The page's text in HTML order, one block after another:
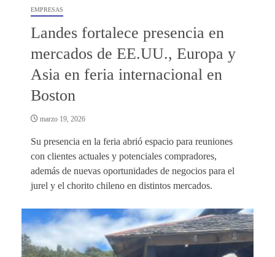
EMPRESAS
Landes fortalece presencia en
mercados de EE.UU., Europa y
Asia en feria internacional en
Boston
marzo 19, 2026
Su presencia en la feria abrió espacio para reuniones
con clientes actuales y potenciales compradores,
además de nuevas oportunidades de negocios para el
jurel y el chorito chileno en distintos mercados.